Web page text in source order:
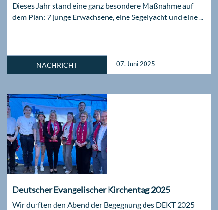
Dieses Jahr stand eine ganz besondere Maßnahme auf
dem Plan: 7 junge Erwachsene, eine Segelyacht und eine ...
NACHRICHT 07. Juni 2025
Deutscher Evangelischer Kirchentag 2025
Wir durften den Abend der Begegnung des DEKT 2025